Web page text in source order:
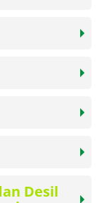
Desil